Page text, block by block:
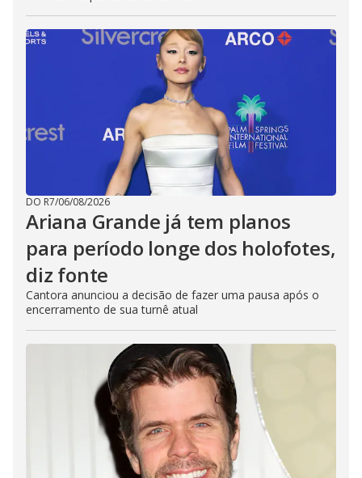
DO R7/06/08/2026
Ariana Grande já tem planos
para período longe dos holofotes,
diz fonte
Cantora anunciou a decisão de fazer uma pausa após o
encerramento de sua turnê atual